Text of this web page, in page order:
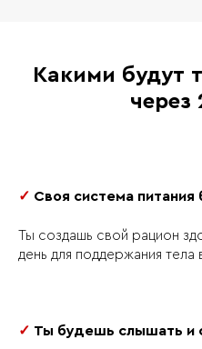
Видео рецепт
Видео рецепт
Целлюлит и
Секреты
выпадают
Какими будут
через
✓ Своя система питания
Ты создашь свой рацион
день для поддержания
✓ Ты будешь слышать и